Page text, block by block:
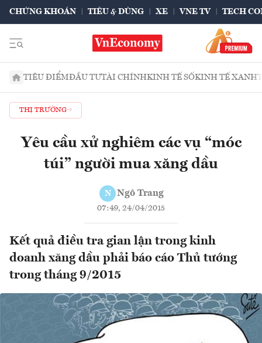
CHỨNG KHOÁN TIÊU & DÙNG XE VNE TV TECH
TIÊU ĐIỂMĐẦU TƯTÀI CHÍNHKINH TẾ SỐKINH TẾ XANH
THỊ TRƯỜNG
Yêu cầu xử nghiêm các vụ “móc
túi” người mua xăng dầu
N Ngô Trang
07:49, 24/04/2015
Kết quả điều tra gian lận trong kinh
doanh xăng dầu phải báo cáo Thủ tướng
trong tháng 9/2015